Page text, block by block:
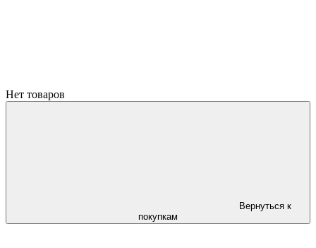
Нет товаров
Вернуться к
покупкам